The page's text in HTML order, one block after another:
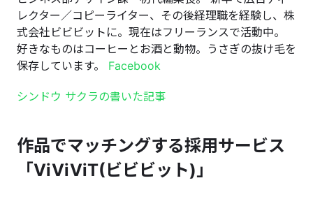
レクター／コピーライター、その後経理職を経験し、株
式会社ビビビットに。現在はフリーランスで活動中。
好きなものはコーヒーとお酒と動物。うさぎの抜け毛を
保存しています。 Facebook
シンドウ サクラの書いた記事
作品でマッチングする採用サービス
「ViViViT(ビビビット)」